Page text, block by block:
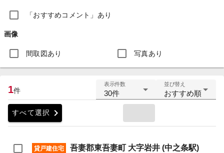
「おすすめコメント」あり
画像
間取図あり 写真あり
1件
表示件数
30件
並び替え
おすすめ順
すべて選択 chevron_right
貸戸建住宅
吾妻郡東吾妻町 大字岩井 (中之条駅)